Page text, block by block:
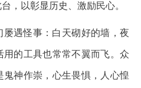
，以彰显历史、激励民心。
遇怪事：白天砌好的墙，夜
的工具也常常不翼而飞。众
鬼神作崇，心生畏惧，人心惶